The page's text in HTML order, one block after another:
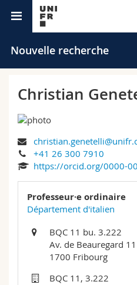
Université
Campus
Recherche
Formation continue
Droit
Lettres et sciences
Sciences de l'éducation
Sciences et médecine
Vous êtes
Futurs étudiants
Médias
Chercheurs
Collaborateurs
Ressources
Plan d'accès
Bibliothèques
Webmail
Nouvelle recherche
Rechercher
Christian
+41 26 300 7910
https://orcid.org/0000-
Professeur·e ordinaire
Département d'italien
BQC 11 bu. 3.222
Av. de Beauregard 11
1700 Fribourg
BQC 11, 3.222